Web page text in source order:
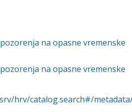
na opasne vremenske
na opasne vremenske
hrv/catalog.search#/